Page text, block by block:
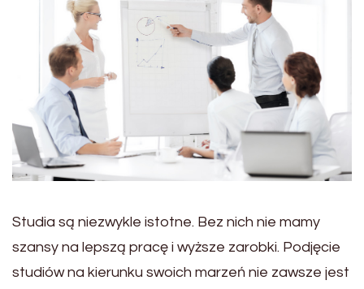
Studia są niezwykle istotne. Bez nich nie mamy
szansy na lepszą pracę i wyższe zarobki. Podjęcie
studiów na kierunku swoich marzeń nie zawsze jest